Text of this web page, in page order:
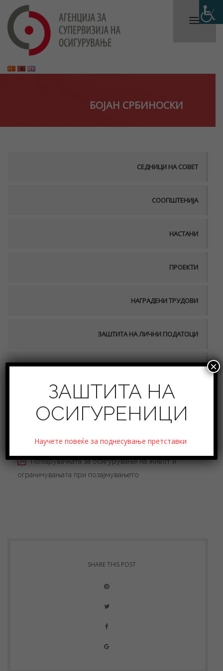
БОЈАН СРБИНОСКИ
СЕДНИЦИ НА СОВЕТ
СООПШТЕНИЈА
НАСТАНИ
ПРОЕКТИ
НАГРАДЕНИ ТРУДОВИ
ЗАШТИТА НА ЛИЧНИ ПОДАТОЦИ
ВРАБОТУВАЊЕ ВО АСО
ПУБЛИКАЦИИ
Побарувачката за осигурување на живот и
ограничувањата при позајмувањето
SHARE THIS POST
ЗАШТИТА НА
ОСИГУРЕНИЦИ
Научете повеќе за поднесување претставки
×